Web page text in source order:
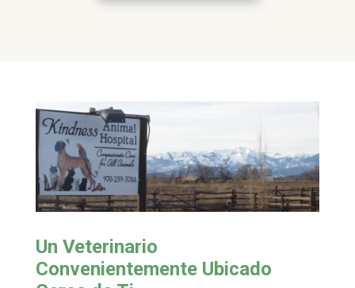
Un Veterinario
Convenientemente Ubicado